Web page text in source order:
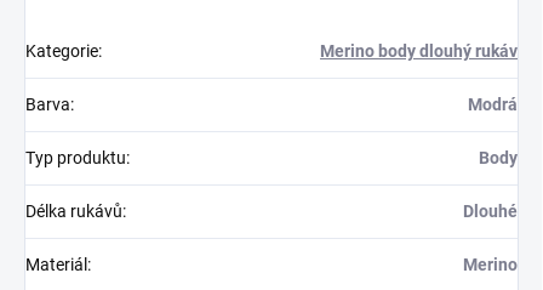
Kategorie: Merino body dlouhý rukáv
Barva: Modrá
Typ produktu: Body
Délka rukávů: Dlouhé
Materiál: Merino